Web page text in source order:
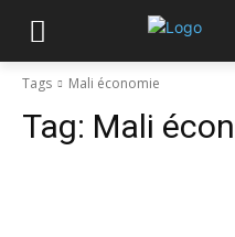
Tags Mali économie
Tag: Mali